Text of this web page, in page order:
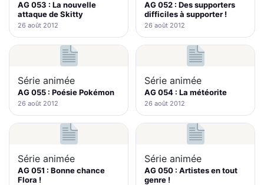
AG 053 : La nouvelle
attaque de Skitty
26 août 2012
AG 052 : Des supporters
difficiles à supporter !
26 août 2012
Série animée
AG 055 : Poésie Pokémon
26 août 2012
Série animée
AG 054 : La météorite
26 août 2012
Série animée
AG 051 : Bonne chance
Flora !
Série animée
AG 050 : Artistes en tout
genre !